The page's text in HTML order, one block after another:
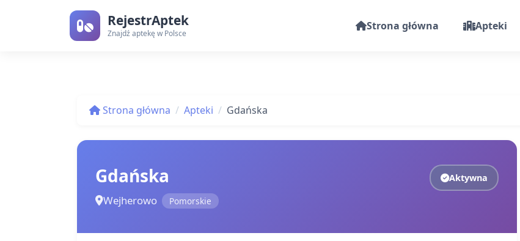
RejestrAptek
Znajdź aptekę w Polsce
Strona główna Apteki
Strona główna Apteki Gdańska
Gdańska
Wejherowo Pomorskie
Aktywna